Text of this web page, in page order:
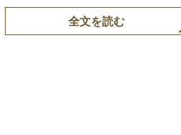
全文を読む